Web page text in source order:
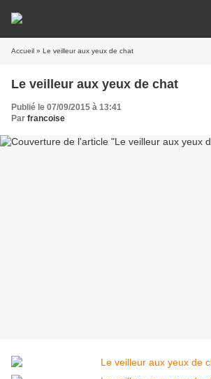
Accueil » Le veilleur aux yeux de chat
Le veilleur aux yeux de chat
Publié le 07/09/2015 à 13:41
Par francoise